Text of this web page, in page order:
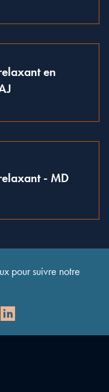
en
- MD
pour suivre notre